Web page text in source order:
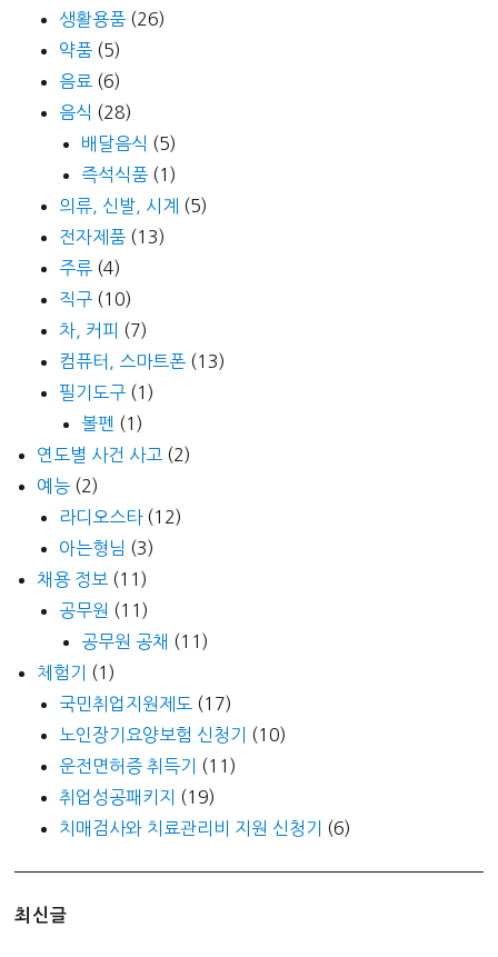
생활용품 (26)
약품 (5)
음료 (6)
음식 (28)
배달음식 (5)
즉석식품 (1)
의류, 신발, 시계 (5)
전자제품 (13)
주류 (4)
직구 (10)
차, 커피 (7)
컴퓨터, 스마트폰 (13)
필기도구 (1)
볼펜 (1)
연도별 사건 사고 (2)
예능 (2)
라디오스타(12)
아는형님 (3)
채용 정보 (11)
공무원 (11)
공무원 공채 (11)
체험기
(1)
국민취업지원제도 (17)
노인장기요양보험 신청기
(10)
운전면허증 취득기
(11)
취업성공패키지
(19)
치매검사와 치료관리비 지원 신청기
(6)
최신글